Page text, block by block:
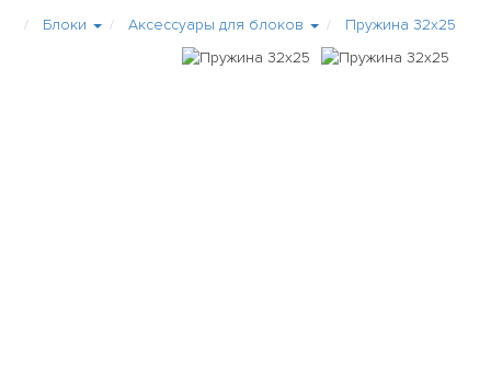
Блоки Аксессуары для блоков Пружина 32x25